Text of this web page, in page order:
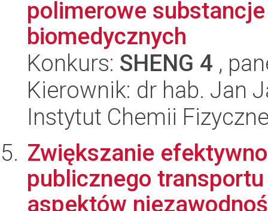
polimerowe
biomedycznych
Konkurs: SHENG 4 ,
Kierownik: dr hab. Jan
Instytut Chemii
Zwiększanie
publicznego
aspektów